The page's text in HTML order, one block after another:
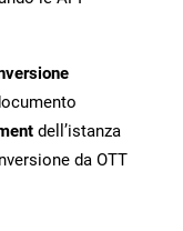
dell’istanza
da OTT